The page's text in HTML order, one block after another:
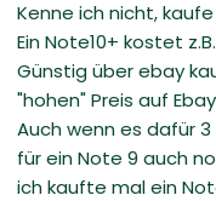
Kenne ich nicht,
Ein Note10+ kostet
Günstig über ebay
"hohen" Preis auf
Auch wenn es dafür
für ein Note 9 auch
ich kaufte mal ein